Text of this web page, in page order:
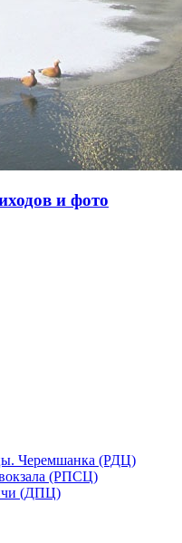
и фото
Черемшанка (РДЦ)
(РПСЦ)
(ДПЦ)